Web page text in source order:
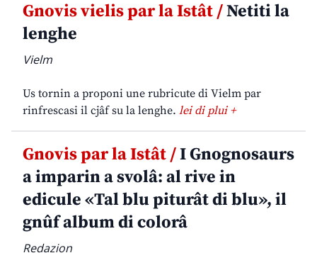
Gnovis vielis par la Istât /Netiti la
lenghe
Vielm
Us tornin a proponi une rubricute di Vielm par
rinfrescasi il cjâf su la lenghe. lei di plui +
Gnovis par la Istât /I Gnognosaurs
a imparin a svolâ: al rive in
edicule «Tal blu piturât di blu», il
gnûf album di colorâ
Redazion